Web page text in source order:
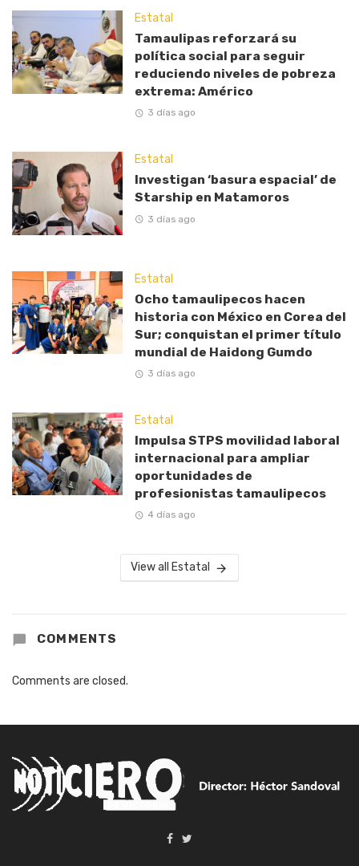
Estatal
Tamaulipas reforzará su
política social para seguir
reduciendo niveles de pobreza
extrema: Américo
3 días ago
Estatal
Investigan ‘basura espacial’ de
Starship en Matamoros
3 días ago
Estatal
Ocho tamaulipecos hacen
historia con México en Corea del
Sur; conquistan el primer título
mundial de Haidong Gumdo
3 días ago
Estatal
Impulsa STPS movilidad laboral
internacional para ampliar
oportunidades de
profesionistas tamaulipecos
4 días ago
View all Estatal
COMMENTS
Comments are closed.